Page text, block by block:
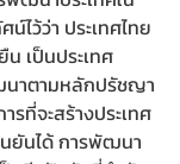
ไว้ว่า ประเทศไทย
เป็นประเทศ
าตามหลักปรัชญา
รที่จะสร้างประเทศ
ยันได้ การพัฒนา